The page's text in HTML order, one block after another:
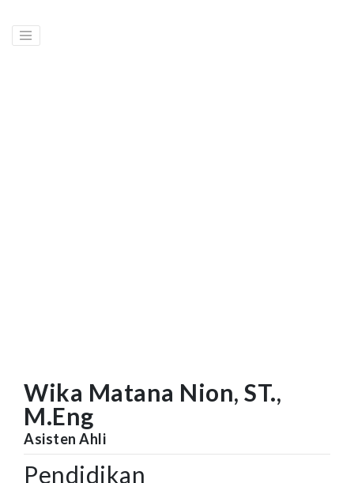
Wika Matana Nion, ST.,
M.Eng
Asisten Ahli
Pendidikan